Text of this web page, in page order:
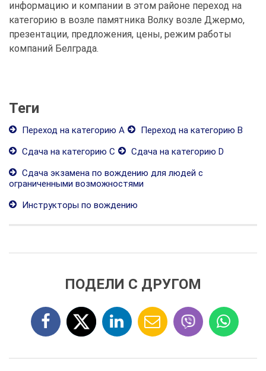
информацию и компании в этом районе переход на
категорию в возле памятника Волку возле Джермо,
презентации, предложения, цены, режим работы
компаний Белграда.
Теги
Переход на категорию А
Переход на категорию В
Сдача на категорию С
Сдача на категорию D
Сдача экзамена по вождению для людей с
ограниченными возможностями
Инструкторы по вождению
ПОДЕЛИ С ДРУГОМ